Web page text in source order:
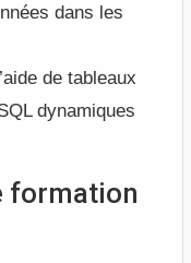
dans les
de tableaux
dynamiques
formation